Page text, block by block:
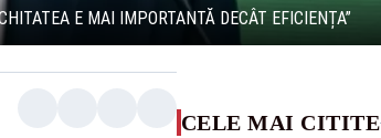
E MAI IMPORTANTĂ DECÂT EFICIENȚA”
CELE MAI CITITE